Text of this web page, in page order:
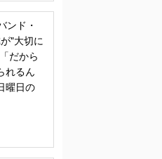
ンド・
"大切に
だから
れるん
曜日の